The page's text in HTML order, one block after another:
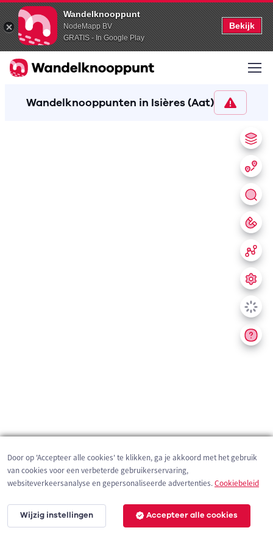
Wandelknooppunt
NodeMapp BV
GRATIS - In Google Play
Bekijk
Wandelknooppunten in Isières (Aat)
200 m
Door op 'Accepteer alle cookies' te klikken, ga je akkoord met het gebruik
van cookies voor een verbeterde gebruikerservaring,
websiteverkeersanalyse en gepersonaliseerde advertenties.Cookiebeleid
Wijzig instellingen Accepteer alle cookies